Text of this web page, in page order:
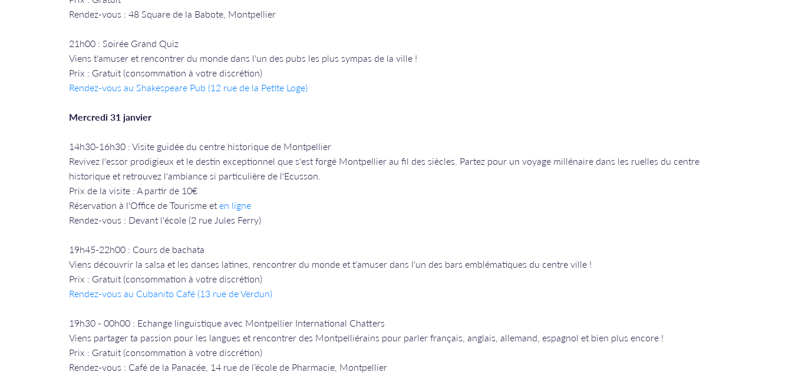
Rendez-vous : 48 Square de la Babote, Montpellier
21h00 : Soirée Grand Quiz
Viens t'amuser et rencontrer du monde dans l'un des pubs les plus sympas de la ville !
Prix : Gratuit (consommation à votre discrétion)
Rendez-vous au Shakespeare Pub (12 rue de la Petite Loge)
Mercredi 31 janvier
14h30-16h30 : Visite guidée du centre historique de Montpellier
Revivez l'essor prodigieux et le destin exceptionnel que s'est forgé Montpellier au fil des siècles. Partez pour un voyage millénaire dans les ruelles du centre
historique et retrouvez l'ambiance si particulière de l'Ecusson.
Prix de la visite : A partir de 10€
Réservation à l'Office de Tourisme eten ligne
Rendez-vous : Devant l'école (2 rue Jules Ferry)
19h45-22h00 : Cours de bachata
Viens découvrir la salsa et les danses latines, rencontrer du monde et t'amuser dans l'un des bars emblématiques du centre ville !
Prix : Gratuit (consommation à votre discrétion)
Rendez-vous au Cubanito Café (13 rue de Verdun)
19h30 - 00h00 : Echange linguistique avec Montpellier International Chatters
Viens partager ta passion pour les langues et rencontrer des Montpelliérains pour parler français, anglais, allemand, espagnol et bien plus encore !
Prix : Gratuit (consommation à votre discrétion)
Rendez-vous : Café de la Panacée, 14 rue de l’école de Pharmacie, Montpellier